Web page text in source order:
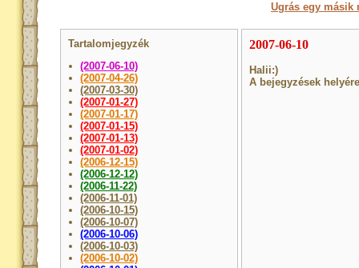
Ugrás egy másik
Tartalomjegyzék
(2007-06-10)
(2007-04-26)
(2007-03-30)
(2007-01-27)
(2007-01-17)
(2007-01-15)
(2007-01-13)
(2007-01-02)
(2006-12-15)
(2006-12-12)
(2006-11-22)
(2006-11-01)
(2006-10-15)
(2006-10-07)
(2006-10-06)
(2006-10-03)
(2006-10-02)
2007-06-10
Halii:)
A bejegyzések